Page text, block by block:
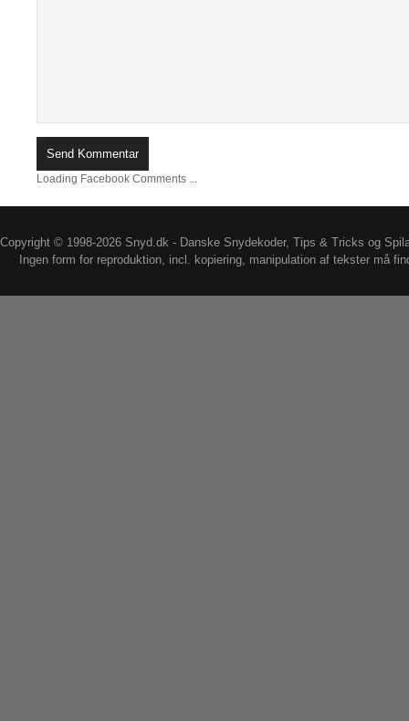
Loading Facebook Comments ...
Copyright © 1998-2026 Snyd.dk - Danske Snydekoder, Tips & Tricks og
Ingen form for reproduktion, incl. kopiering, manipulation af tekster må